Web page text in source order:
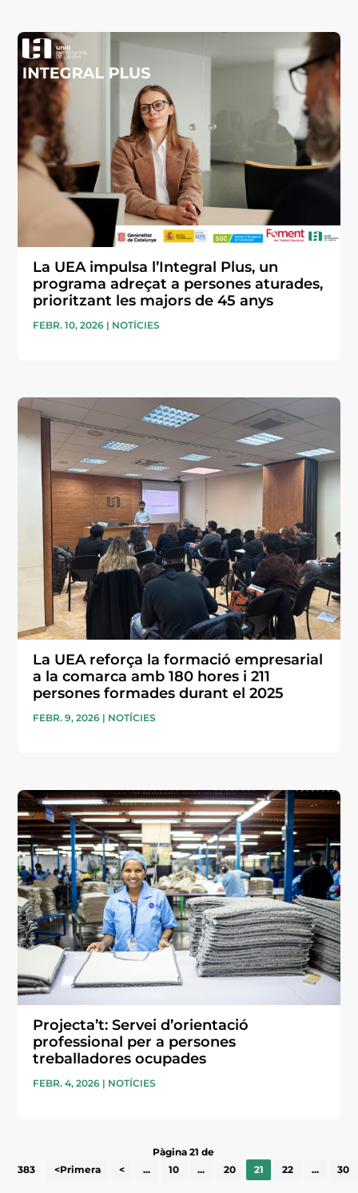
La UEA impulsa l’Integral Plus, un
programa adreçat a persones aturades,
prioritzant les majors de 45 anys
FEBR. 10, 2026 | NOTÍCIES
La UEA reforça la formació empresarial
a la comarca amb 180 hores i 211
persones formades durant el 2025
FEBR. 9, 2026 | NOTÍCIES
Projecta’t: Servei d’orientació
professional per a persones
treballadores ocupades
FEBR. 4, 2026 | NOTÍCIES
Pàgina 21 de
383
<Primera < ... 10 ... 20 21 22 ... 30